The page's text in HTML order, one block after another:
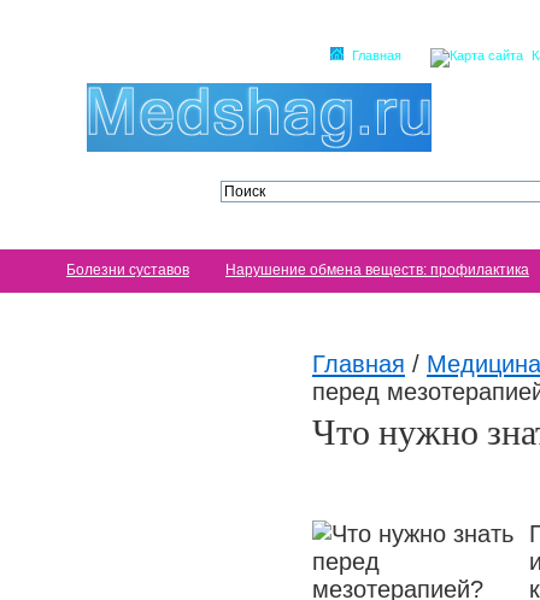
Главная
Болезни суставов Нарушение обмена веществ: профилактика
Главная /
перед
Что нужно